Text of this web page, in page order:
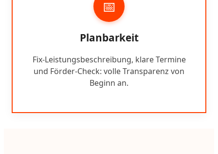
📅
Planbarkeit
Fix-Leistungsbeschreibung, klare Termine
und Förder-Check: volle Transparenz von
Beginn an.